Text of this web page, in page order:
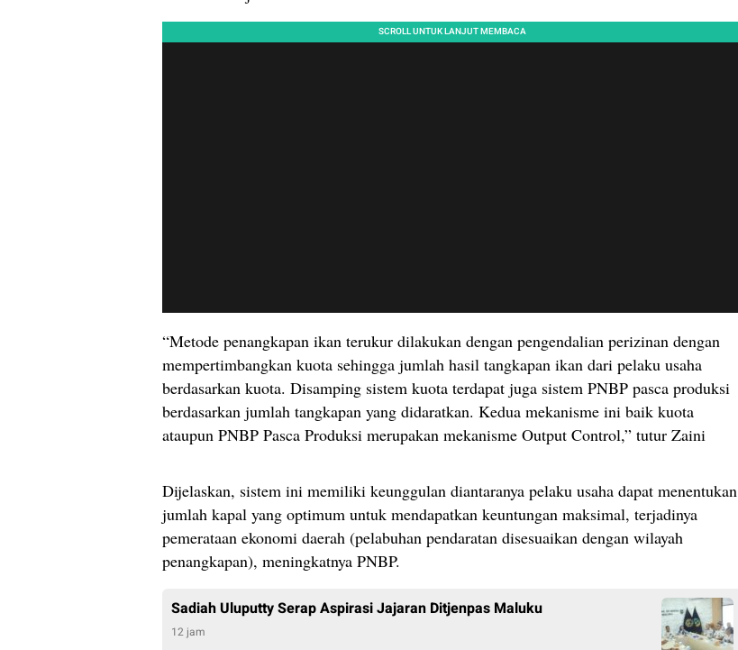
“Metode penangkapan ikan terukur dilakukan dengan pengendalian perizinan dengan
mempertimbangkan kuota sehingga jumlah hasil tangkapan ikan dari pelaku usaha
berdasarkan kuota. Disamping sistem kuota terdapat juga sistem PNBP pasca produksi
berdasarkan jumlah tangkapan yang didaratkan. Kedua mekanisme ini baik kuota
ataupun PNBP Pasca Produksi merupakan mekanisme Output Control,” tutur Zaini
Dijelaskan, sistem ini memiliki keunggulan diantaranya pelaku usaha dapat menentukan
jumlah kapal yang optimum untuk mendapatkan keuntungan maksimal, terjadinya
pemerataan ekonomi daerah (pelabuhan pendaratan disesuaikan dengan wilayah
penangkapan), meningkatnya PNBP.
Sadiah Uluputty Serap Aspirasi Jajaran Ditjenpas Maluku
12 jam